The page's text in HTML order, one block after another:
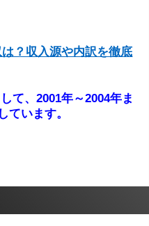
？収入源や内訳を徹底
て、2001年～2004年ま
ています。